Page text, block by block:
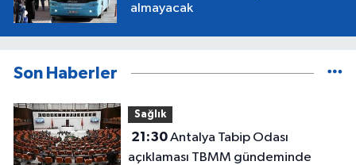
almayacak
Son Haberler
Sağlık
21:30Antalya Tabip Odası
açıklaması TBMM gündeminde